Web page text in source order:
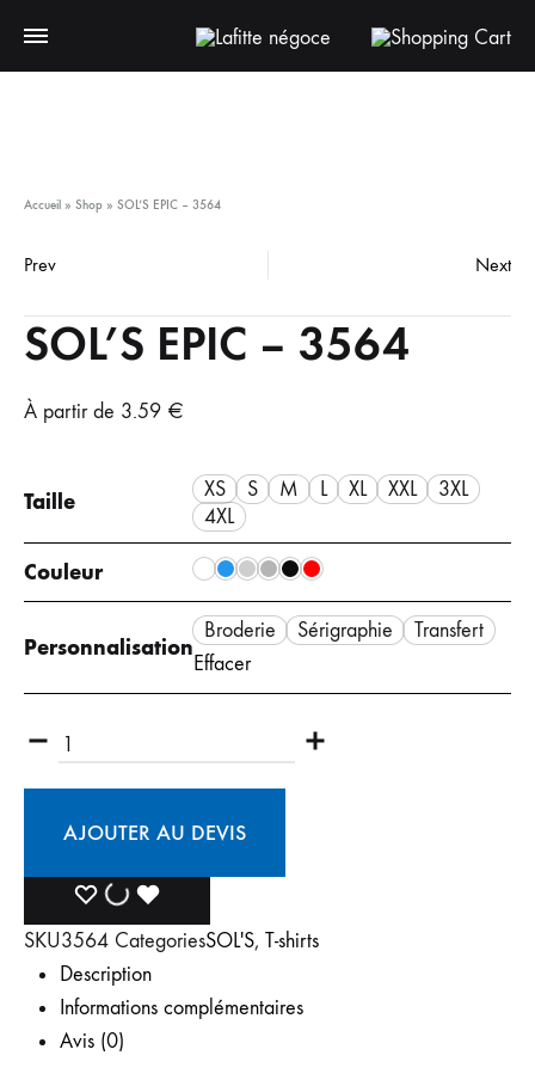
Accueil » Shop » SOL’S EPIC – 3564
Prev Next
SOL’S EPIC – 3564
À partir de 3.59 €
Taille XS S M L XL XXL
3XL
4XL
Couleur
Personnalisation
Broderie Sérigraphie
Transfert
Effacer
AJOUTER AU DEVIS
SKU3564 CategoriesSOL'S, T-shirts
Description
Informations complémentaires
Avis (0)